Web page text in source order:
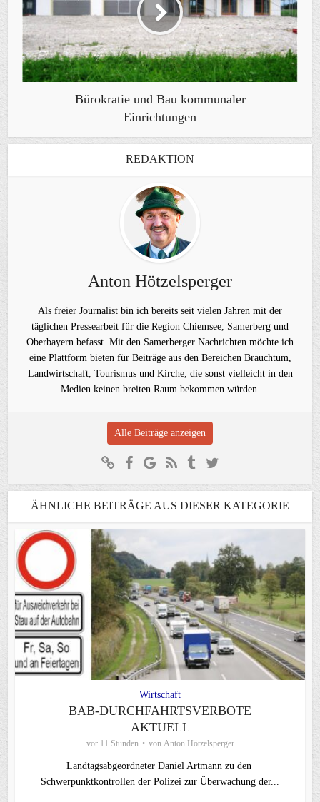
Bürokratie und Bau kommunaler
Einrichtungen
REDAKTION
Anton Hötzelsperger
Als freier Journalist bin ich bereits seit vielen Jahren mit der
täglichen Pressearbeit für die Region Chiemsee, Samerberg und
Oberbayern befasst. Mit den Samerberger Nachrichten möchte ich
eine Plattform bieten für Beiträge aus den Bereichen Brauchtum,
Landwirtschaft, Tourismus und Kirche, die sonst vielleicht in den
Medien keinen breiten Raum bekommen würden.
Alle Beiträge anzeigen
ÄHNLICHE BEITRÄGE AUS DIESER KATEGORIE
Wirtschaft
BAB-DURCHFAHRTSVERBOTE
AKTUELL
vor 11 Stunden von Anton Hötzelsperger
Landtagsabgeordneter Daniel Artmann zu den
Schwerpunktkontrollen der Polizei zur Überwachung der...